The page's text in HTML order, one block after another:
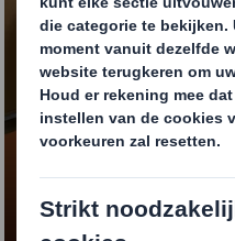
Octabins